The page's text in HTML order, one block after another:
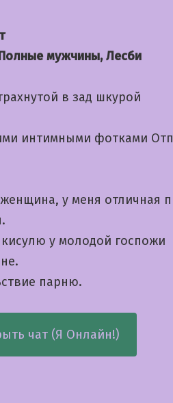
мужчины, Лесби
в зад шкурой
интимными фотками
у меня отличная
у молодой госпожи
парню.
чат (Я Онлайн!)